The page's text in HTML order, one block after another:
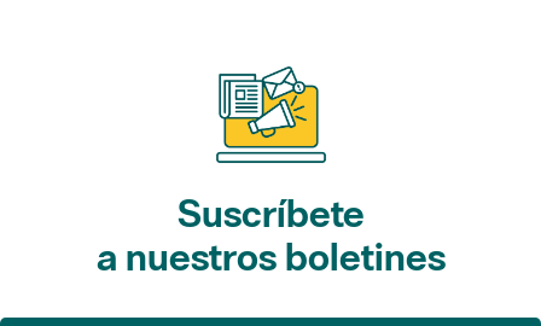
Suscríbete
a nuestros boletines